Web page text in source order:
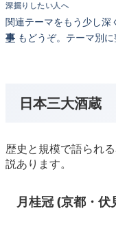
深掘りしたい人へ
関連テーマをもう少し深
事 もどうぞ。テーマ別に
日本三大酒蔵
歴史と規模で語られ
説あります。
月桂冠 (京都・